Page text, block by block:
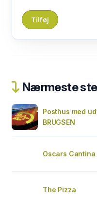
Nærmeste
Posthus med
BRUGSEN
Oscars Cantina
The Pizza